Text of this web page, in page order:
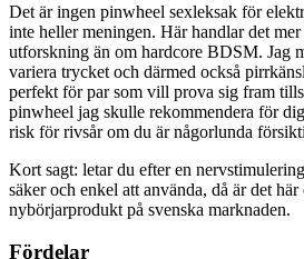
Det är ingen pinwheel sexleksak för
inte heller meningen. Här handlar det
utforskning än om hardcore BDSM. Jag
variera trycket och därmed också
perfekt för par som vill prova sig fram
pinwheel jag skulle rekommendera för
risk för rivsår om du är någorlunda
Kort sagt: letar du efter en
säker och enkel att använda, då är det
nybörjarprodukt på svenska marknaden.
Fördelar